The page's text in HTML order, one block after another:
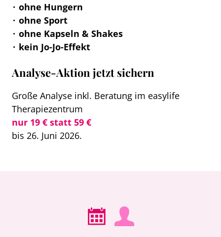
ohne Hungern
ohne Sport
ohne Kapseln & Shakes
kein Jo-Jo-Effekt
Analyse-Aktion jetzt sichern
Große Analyse inkl. Beratung im easylife
Therapiezentrum
nur 19 € statt 59 €
bis 26. Juni 2026.